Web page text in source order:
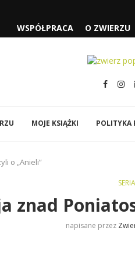
CZYLI... I „FJORD”
MAN: CAŁKIEM NOWY...
DO MNIE...
NOLANA
WSPÓŁPRACA O ZWIERZU
MOJE KSIĄŻKI POLITYKA
o „Anieli”
znad
napisane przez